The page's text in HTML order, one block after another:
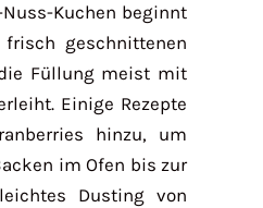
Kuchen beginnt
geschnittenen
Füllung meist mit
Einige Rezepte
hinzu, um
im Ofen bis zur
Dusting von